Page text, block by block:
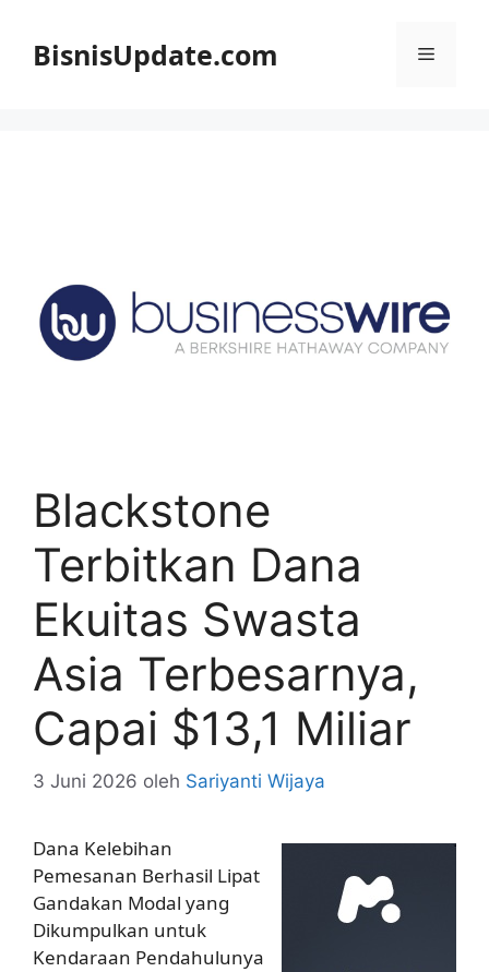
BisnisUpdate.com Menu
Blackstone
Terbitkan Dana
Ekuitas Swasta
Asia Terbesarnya,
Capai $13,1 Miliar
3 Juni 2026 oleh Sariyanti Wijaya
Dana Kelebihan
Pemesanan Berhasil Lipat
Gandakan Modal yang
Dikumpulkan untuk
Kendaraan Pendahulunya